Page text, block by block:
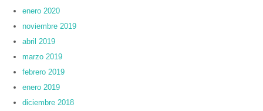
enero 2020
noviembre 2019
abril 2019
marzo 2019
febrero 2019
enero 2019
diciembre 2018